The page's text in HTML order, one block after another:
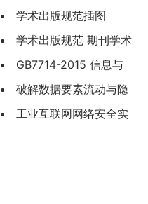
（CYT170—2019）
学术出版规范插图
（CYT171—2019）
学术出版规范 期刊学术
不端行为界定（CYT174-
2019）
GB7714-2015 信息与
文献 参考文献著录规则
破解数据要素流动与隐
私保护相冲突的局-方滨兴
工业互联网网络安全实